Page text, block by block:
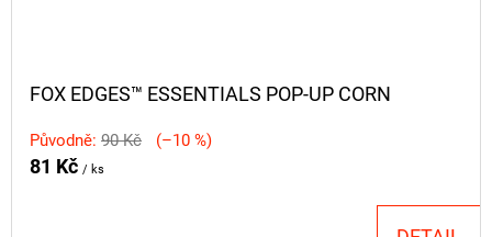
FOX EDGES™ ESSENTIALS POP-UP CORN
Původně: 90 Kč (–10 %)
81 Kč / ks